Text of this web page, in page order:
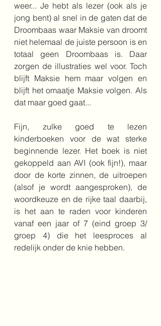
weer... Je hebt als lezer (ook als je
jong bent) al snel in de gaten dat de
Droombaas waar Maksie van droomt
niet helemaal de juiste persoon is en
totaal geen Droombaas is. Daar
zorgen de illustraties wel voor. Toch
blijft Maksie hem maar volgen en
blijft het omaatje Maksie volgen. Als
dat maar goed gaat...
Fijn, zulke goed te lezen
kinderboeken voor de wat sterke
beginnende lezer. Het boek is niet
gekoppeld aan AVI (ook fijn!), maar
door de korte zinnen, de uitroepen
(alsof je wordt aangesproken), de
woordkeuze en de rijke taal daarbij,
is het aan te raden voor kinderen
vanaf een jaar of 7 (eind groep 3/
groep 4) die het leesproces al
redelijk onder de knie hebben.